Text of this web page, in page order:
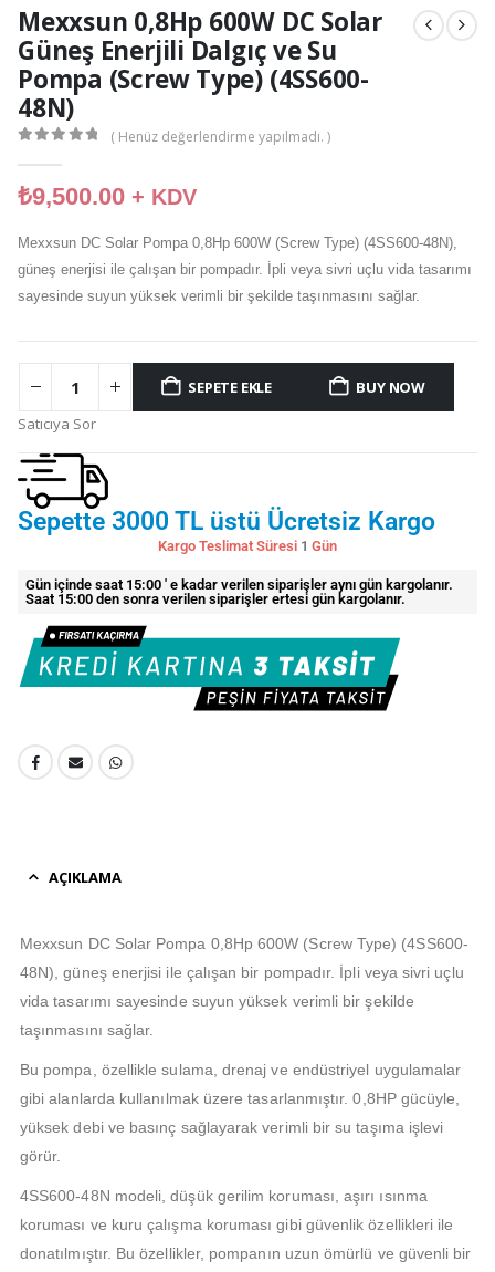
Mexxsun 0,8Hp 600W DC Solar
Güneş Enerjili Dalgıç ve Su
Pompa (Screw Type) (4SS600-
48N)
( Henüz değerlendirme yapılmadı. )
₺9,500.00 + KDV
Mexxsun DC Solar Pompa 0,8Hp 600W (Screw Type) (4SS600-48N),
güneş enerjisi ile çalışan bir pompadır. İpli veya sivri uçlu vida tasarımı
sayesinde suyun yüksek verimli bir şekilde taşınmasını sağlar.
SEPETE EKLE
BUY NOW
Satıcıya Sor
Sepette 3000 TL üstü Ücretsiz Kargo
Kargo Teslimat Süresi 1 Gün
Gün içinde saat 15:00 ' e kadar verilen siparişler aynı gün kargolanır.
Saat 15:00 den sonra verilen siparişler ertesi gün kargolanır.
AÇIKLAMA
Mexxsun DC Solar Pompa 0,8Hp 600W (Screw Type) (4SS600-
48N), güneş enerjisi ile çalışan bir pompadır. İpli veya sivri uçlu
vida tasarımı sayesinde suyun yüksek verimli bir şekilde
taşınmasını sağlar.
Bu pompa, özellikle sulama, drenaj ve endüstriyel uygulamalar
gibi alanlarda kullanılmak üzere tasarlanmıştır. 0,8HP gücüyle,
yüksek debi ve basınç sağlayarak verimli bir su taşıma işlevi
görür.
4SS600-48N modeli, düşük gerilim koruması, aşırı ısınma
koruması ve kuru çalışma koruması gibi güvenlik özellikleri ile
donatılmıştır. Bu özellikler, pompanın uzun ömürlü ve güvenli bir